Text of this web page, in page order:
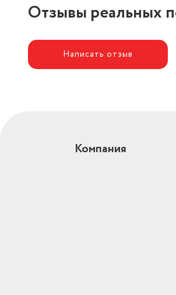
Отзывы реальных
Написать отзыв
Компания